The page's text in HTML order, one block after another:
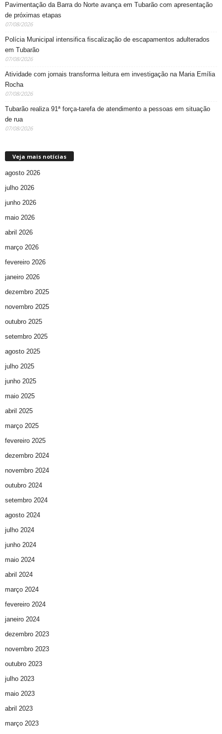
Pavimentação da Barra do Norte avança em Tubarão com apresentação
de próximas etapas
07/08/2026
Polícia Municipal intensifica fiscalização de escapamentos adulterados
em Tubarão
07/08/2026
Atividade com jornais transforma leitura em investigação na Maria Emília
Rocha
07/08/2026
Tubarão realiza 91ª força-tarefa de atendimento a pessoas em situação
de rua
07/08/2026
Veja mais notícias
agosto 2026
julho 2026
junho 2026
maio 2026
abril 2026
março 2026
fevereiro 2026
janeiro 2026
dezembro 2025
novembro 2025
outubro 2025
setembro 2025
agosto 2025
julho 2025
junho 2025
maio 2025
abril 2025
março 2025
fevereiro 2025
dezembro 2024
novembro 2024
outubro 2024
setembro 2024
agosto 2024
julho 2024
junho 2024
maio 2024
abril 2024
março 2024
fevereiro 2024
janeiro 2024
dezembro 2023
novembro 2023
outubro 2023
julho 2023
maio 2023
abril 2023
março 2023